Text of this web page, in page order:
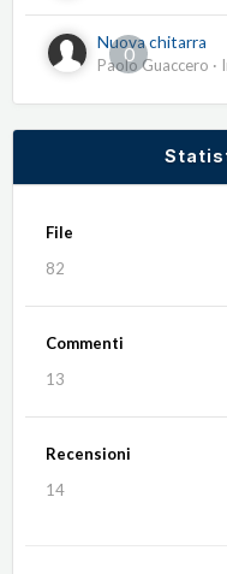
0
Nuova chitarra
Paolo Guaccero ·
File
82
Commenti
13
Recensioni
14